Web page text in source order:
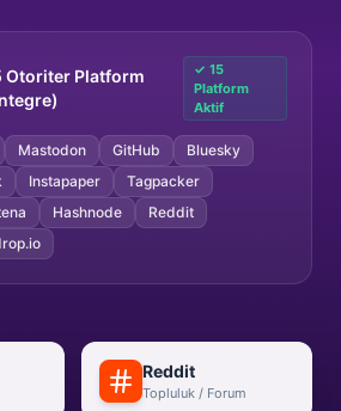
Reddit
Topluluk / Forum
Otoriter Platform
✓ 15
Platform
Aktif
Mastodon GitHub
Bluesky
Instapaper
Tagpacker
Hashnode
Reddit